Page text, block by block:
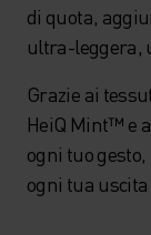
di quota,
ultra-leggera,
Grazie ai
HeiQ Mint™ e
ogni tuo
ogni tua uscita